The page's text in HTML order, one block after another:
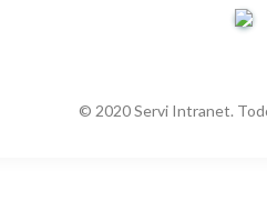
© 2020 Servi Intranet.